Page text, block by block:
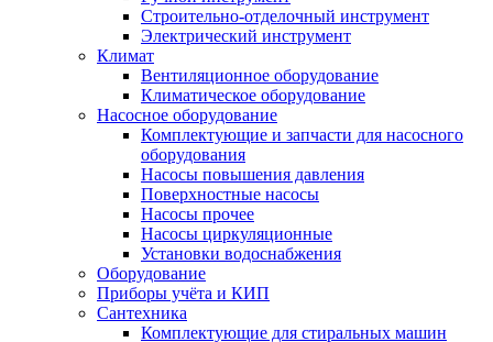
Строительно-отделочный инструмент
Электрический инструмент
Климат
Вентиляционное оборудование
Климатическое оборудование
Насосное оборудование
Комплектующие и запчасти для насосного
оборудования
Насосы повышения давления
Поверхностные насосы
Насосы прочее
Насосы циркуляционные
Установки водоснабжения
Оборудование
Приборы учёта и КИП
Сантехника
Комплектующие для стиральных машин